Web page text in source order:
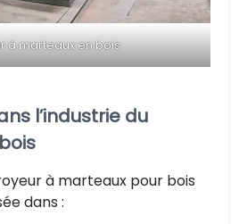
à marteaux en bois
l’industrie du
à marteaux pour bois
dans :